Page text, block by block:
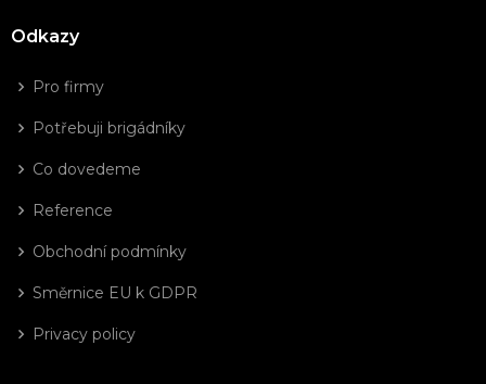
Odkazy
Pro firmy
Potřebuji brigádníky
Co dovedeme
Reference
Obchodní podmínky
Směrnice EU k GDPR
Privacy policy